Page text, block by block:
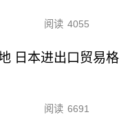
阅读 4055
日本进出口贸易格
阅读 6691